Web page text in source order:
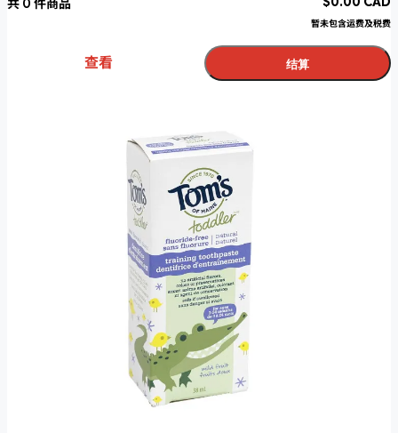
共 0 件商品
暂未包含运费及税费
查看 结算